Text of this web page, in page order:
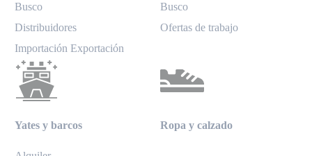
Busco
Distribuidores
Importación Exportación
Busco
Ofertas de trabajo
Yates y barcos Ropa y calzado